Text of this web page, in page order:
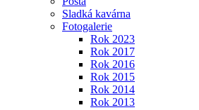
Sladká kavárna
Fotogalerie
Rok 2023
Rok 2017
Rok 2016
Rok 2015
Rok 2014
Rok 2013